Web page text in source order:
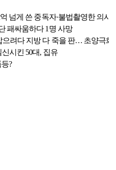
넘게 쓴 중독자·불법촬영한 의사
패싸움하다 1명 사망
으려다 지방 다 죽을 판… 초양극화
시킨 50대, 집유
?